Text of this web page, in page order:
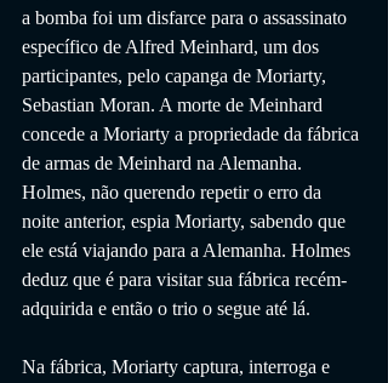
a bomba foi um disfarce para o assassinato
específico de Alfred Meinhard, um dos
participantes, pelo capanga de Moriarty,
Sebastian Moran. A morte de Meinhard
concede a Moriarty a propriedade da fábrica
de armas de Meinhard na Alemanha.
Holmes, não querendo repetir o erro da
noite anterior, espia Moriarty, sabendo que
ele está viajando para a Alemanha. Holmes
deduz que é para visitar sua fábrica recém-
adquirida e então o trio o segue até lá.
Na fábrica, Moriarty captura, interroga e